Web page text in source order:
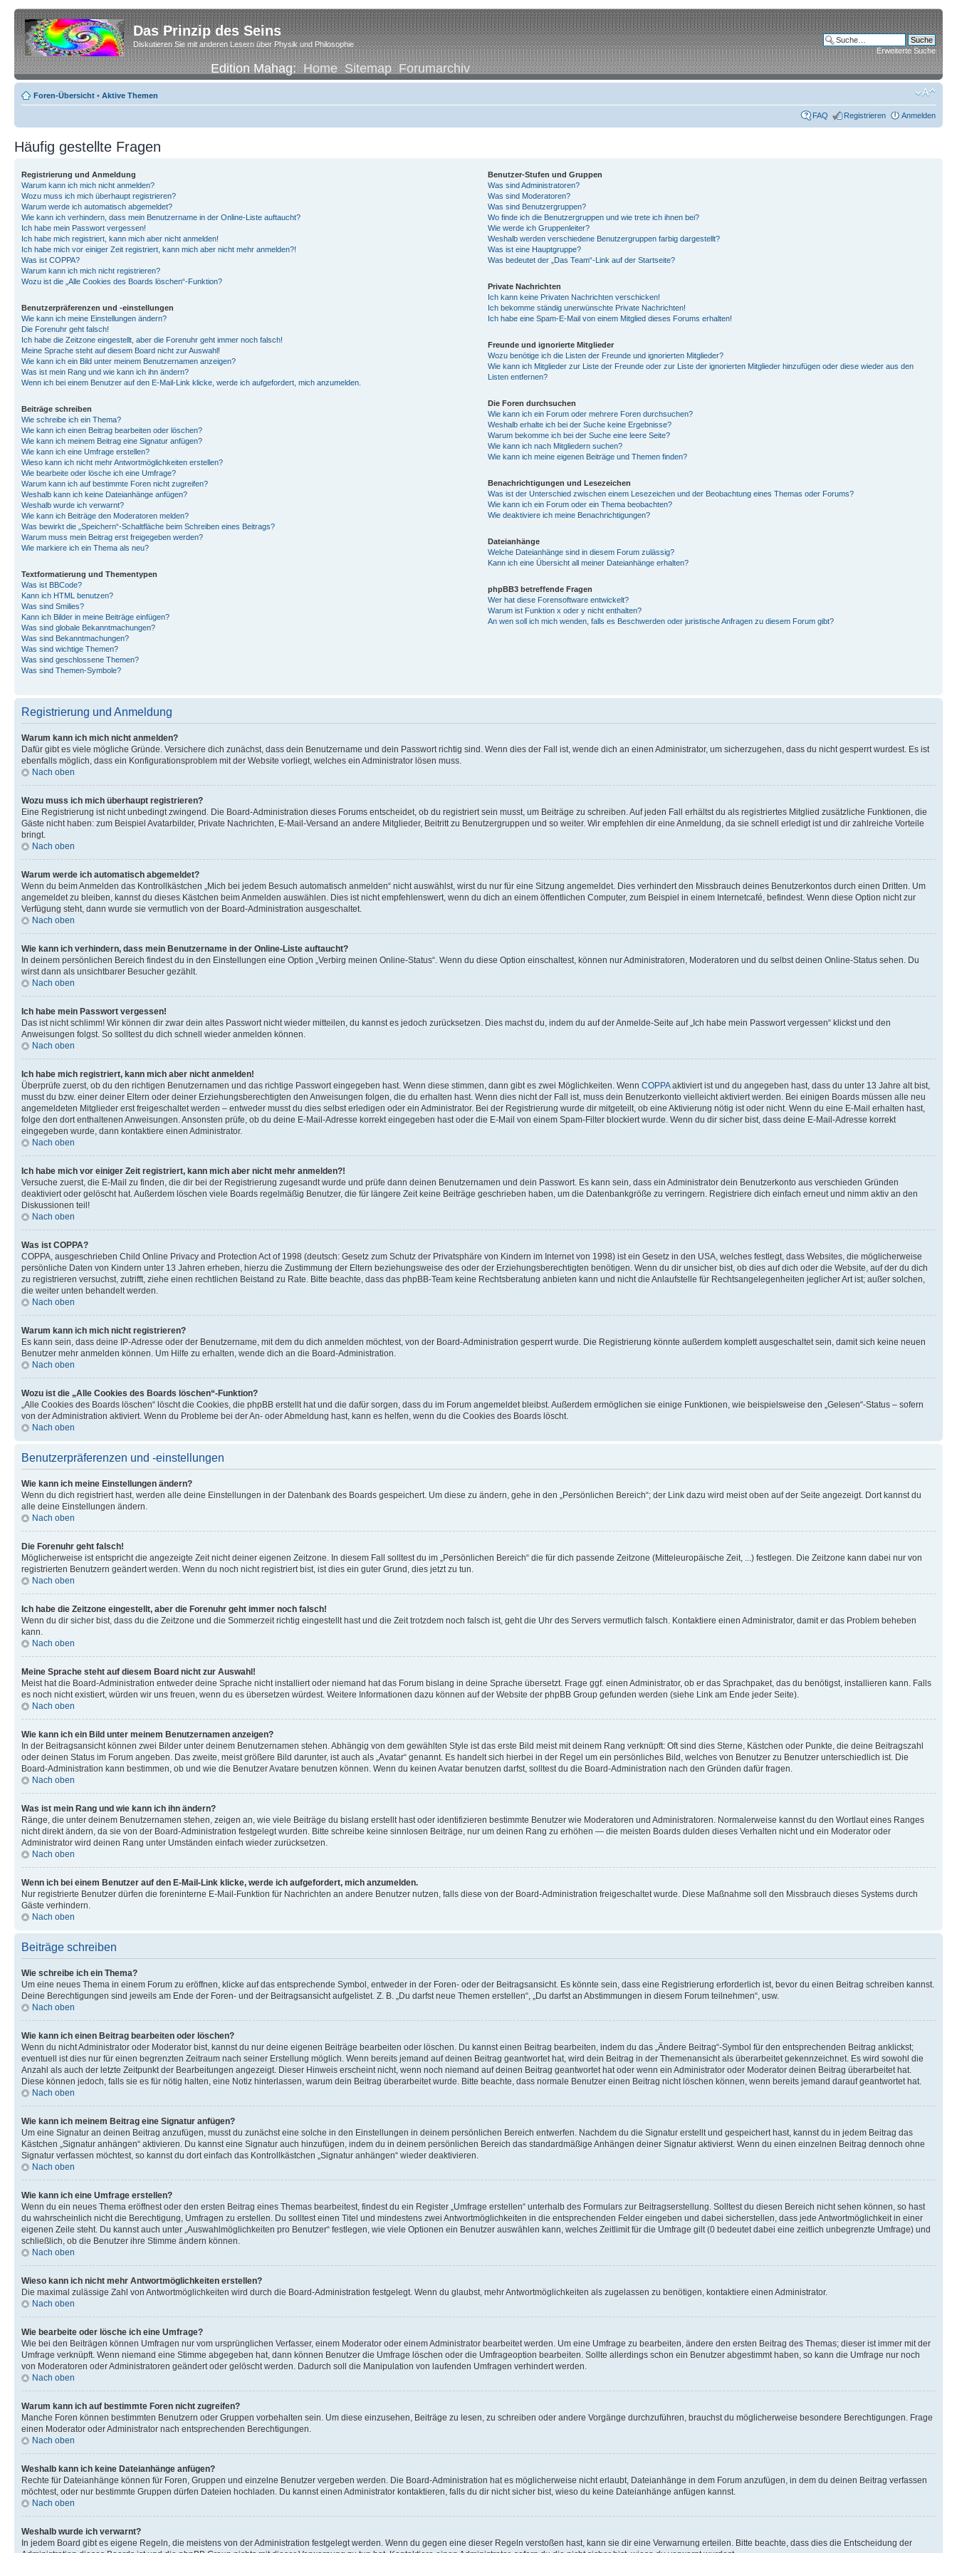
Das Prinzip des Seins
Diskutieren Sie mit anderen Lesern über Physik und Philosophie
Edition Mahag:Home Sitemap Forumarchiv
Erweiterte Suche
Foren-Übersicht • Aktive Themen
FAQ Registrieren Anmelden
Häufig gestellte Fragen
Registrierung und Anmeldung
Warum kann ich mich nicht anmelden?
Wozu muss ich mich überhaupt registrieren?
Warum werde ich automatisch abgemeldet?
Wie kann ich verhindern, dass mein Benutzername in der Online-Liste auftaucht?
Ich habe mein Passwort vergessen!
Ich habe mich registriert, kann mich aber nicht anmelden!
Ich habe mich vor einiger Zeit registriert, kann mich aber nicht mehr anmelden?!
Was ist COPPA?
Warum kann ich mich nicht registrieren?
Wozu ist die „Alle Cookies des Boards löschen“-Funktion?
Benutzerpräferenzen und -einstellungen
Wie kann ich meine Einstellungen ändern?
Die Forenuhr geht falsch!
Ich habe die Zeitzone eingestellt, aber die Forenuhr geht immer noch falsch!
Meine Sprache steht auf diesem Board nicht zur Auswahl!
Wie kann ich ein Bild unter meinem Benutzernamen anzeigen?
Was ist mein Rang und wie kann ich ihn ändern?
Wenn ich bei einem Benutzer auf den E-Mail-Link klicke, werde ich aufgefordert, mich anzumelden.
Beiträge schreiben
Wie schreibe ich ein Thema?
Wie kann ich einen Beitrag bearbeiten oder löschen?
Wie kann ich meinem Beitrag eine Signatur anfügen?
Wie kann ich eine Umfrage erstellen?
Wieso kann ich nicht mehr Antwortmöglichkeiten erstellen?
Wie bearbeite oder lösche ich eine Umfrage?
Warum kann ich auf bestimmte Foren nicht zugreifen?
Weshalb kann ich keine Dateianhänge anfügen?
Weshalb wurde ich verwarnt?
Wie kann ich Beiträge den Moderatoren melden?
Was bewirkt die „Speichern“-Schaltfläche beim Schreiben eines Beitrags?
Warum muss mein Beitrag erst freigegeben werden?
Wie markiere ich ein Thema als neu?
Textformatierung und Thementypen
Was ist BBCode?
Kann ich HTML benutzen?
Was sind Smilies?
Kann ich Bilder in meine Beiträge einfügen?
Was sind globale Bekanntmachungen?
Was sind Bekanntmachungen?
Was sind wichtige Themen?
Was sind geschlossene Themen?
Was sind Themen-Symbole?
Benutzer-Stufen und Gruppen
Was sind Administratoren?
Was sind Moderatoren?
Was sind Benutzergruppen?
Wo finde ich die Benutzergruppen und wie trete ich ihnen bei?
Wie werde ich Gruppenleiter?
Weshalb werden verschiedene Benutzergruppen farbig dargestellt?
Was ist eine Hauptgruppe?
Was bedeutet der „Das Team“-Link auf der Startseite?
Private Nachrichten
Ich kann keine Privaten Nachrichten verschicken!
Ich bekomme ständig unerwünschte Private Nachrichten!
Ich habe eine Spam-E-Mail von einem Mitglied dieses Forums erhalten!
Freunde und ignorierte Mitglieder
Wozu benötige ich die Listen der Freunde und ignorierten Mitglieder?
Wie kann ich Mitglieder zur Liste der Freunde oder zur Liste der ignorierten Mitglieder hinzufügen oder diese wieder aus den
Listen entfernen?
Die Foren durchsuchen
Wie kann ich ein Forum oder mehrere Foren durchsuchen?
Weshalb erhalte ich bei der Suche keine Ergebnisse?
Warum bekomme ich bei der Suche eine leere Seite?
Wie kann ich nach Mitgliedern suchen?
Wie kann ich meine eigenen Beiträge und Themen finden?
Benachrichtigungen und Lesezeichen
Was ist der Unterschied zwischen einem Lesezeichen und der Beobachtung eines Themas oder Forums?
Wie kann ich ein Forum oder ein Thema beobachten?
Wie deaktiviere ich meine Benachrichtigungen?
Dateianhänge
Welche Dateianhänge sind in diesem Forum zulässig?
Kann ich eine Übersicht all meiner Dateianhänge erhalten?
phpBB3 betreffende Fragen
Wer hat diese Forensoftware entwickelt?
Warum ist Funktion x oder y nicht enthalten?
An wen soll ich mich wenden, falls es Beschwerden oder juristische Anfragen zu diesem Forum gibt?
Registrierung und Anmeldung
Warum kann ich mich nicht anmelden?
Dafür gibt es viele mögliche Gründe. Versichere dich zunächst, dass dein Benutzername und dein Passwort richtig sind. Wenn dies der Fall ist, wende dich an einen Administrator, um sicherzugehen, dass du nicht gesperrt wurdest. Es ist
ebenfalls möglich, dass ein Konfigurationsproblem mit der Website vorliegt, welches ein Administrator lösen muss.
Nach oben
Wozu muss ich mich überhaupt registrieren?
Eine Registrierung ist nicht unbedingt zwingend. Die Board-Administration dieses Forums entscheidet, ob du registriert sein musst, um Beiträge zu schreiben. Auf jeden Fall erhältst du als registriertes Mitglied zusätzliche Funktionen, die
Gäste nicht haben: zum Beispiel Avatarbilder, Private Nachrichten, E-Mail-Versand an andere Mitglieder, Beitritt zu Benutzergruppen und so weiter. Wir empfehlen dir eine Anmeldung, da sie schnell erledigt ist und dir zahlreiche Vorteile
bringt.
Nach oben
Warum werde ich automatisch abgemeldet?
Wenn du beim Anmelden das Kontrollkästchen „Mich bei jedem Besuch automatisch anmelden“ nicht auswählst, wirst du nur für eine Sitzung angemeldet. Dies verhindert den Missbrauch deines Benutzerkontos durch einen Dritten. Um
angemeldet zu bleiben, kannst du dieses Kästchen beim Anmelden auswählen. Dies ist nicht empfehlenswert, wenn du dich an einem öffentlichen Computer, zum Beispiel in einem Internetcafé, befindest. Wenn diese Option nicht zur
Verfügung steht, dann wurde sie vermutlich von der Board-Administration ausgeschaltet.
Nach oben
Wie kann ich verhindern, dass mein Benutzername in der Online-Liste auftaucht?
In deinem persönlichen Bereich findest du in den Einstellungen eine Option „Verbirg meinen Online-Status“. Wenn du diese Option einschaltest, können nur Administratoren, Moderatoren und du selbst deinen Online-Status sehen. Du
wirst dann als unsichtbarer Besucher gezählt.
Nach oben
Ich habe mein Passwort vergessen!
Das ist nicht schlimm! Wir können dir zwar dein altes Passwort nicht wieder mitteilen, du kannst es jedoch zurücksetzen. Dies machst du, indem du auf der Anmelde-Seite auf „Ich habe mein Passwort vergessen“ klickst und den
Anweisungen folgst. So solltest du dich schnell wieder anmelden können.
Nach oben
Ich habe mich registriert, kann mich aber nicht anmelden!
Überprüfe zuerst, ob du den richtigen Benutzernamen und das richtige Passwort eingegeben hast. Wenn diese stimmen, dann gibt es zwei Möglichkeiten. Wenn COPPAaktiviert ist und du angegeben hast, dass du unter 13 Jahre alt bist,
musst du bzw. einer deiner Eltern oder deiner Erziehungsberechtigten den Anweisungen folgen, die du erhalten hast. Wenn dies nicht der Fall ist, muss dein Benutzerkonto vielleicht aktiviert werden. Bei einigen Boards müssen alle neu
angemeldeten Mitglieder erst freigeschaltet werden – entweder musst du dies selbst erledigen oder ein Administrator. Bei der Registrierung wurde dir mitgeteilt, ob eine Aktivierung nötig ist oder nicht. Wenn du eine E-Mail erhalten hast,
folge den dort enthaltenen Anweisungen. Ansonsten prüfe, ob du deine E-Mail-Adresse korrekt eingegeben hast oder die E-Mail von einem Spam-Filter blockiert wurde. Wenn du dir sicher bist, dass deine E-Mail-Adresse korrekt
eingegeben wurde, dann kontaktiere einen Administrator.
Nach oben
Ich habe mich vor einiger Zeit registriert, kann mich aber nicht mehr anmelden?!
Versuche zuerst, die E-Mail zu finden, die dir bei der Registrierung zugesandt wurde und prüfe dann deinen Benutzernamen und dein Passwort. Es kann sein, dass ein Administrator dein Benutzerkonto aus verschieden Gründen
deaktiviert oder gelöscht hat. Außerdem löschen viele Boards regelmäßig Benutzer, die für längere Zeit keine Beiträge geschrieben haben, um die Datenbankgröße zu verringern. Registriere dich einfach erneut und nimm aktiv an den
Diskussionen teil!
Nach oben
Was ist COPPA?
COPPA, ausgeschrieben Child Online Privacy and Protection Act of 1998 (deutsch: Gesetz zum Schutz der Privatsphäre von Kindern im Internet von 1998) ist ein Gesetz in den USA, welches festlegt, dass Websites, die möglicherweise
persönliche Daten von Kindern unter 13 Jahren erheben, hierzu die Zustimmung der Eltern beziehungsweise des oder der Erziehungsberechtigten benötigen. Wenn du dir unsicher bist, ob dies auf dich oder die Website, auf der du dich
zu registrieren versuchst, zutrifft, ziehe einen rechtlichen Beistand zu Rate. Bitte beachte, dass das phpBB-Team keine Rechtsberatung anbieten kann und nicht die Anlaufstelle für Rechtsangelegenheiten jeglicher Art ist; außer solchen,
die weiter unten behandelt werden.
Nach oben
Warum kann ich mich nicht registrieren?
Es kann sein, dass deine IP-Adresse oder der Benutzername, mit dem du dich anmelden möchtest, von der Board-Administration gesperrt wurde. Die Registrierung könnte außerdem komplett ausgeschaltet sein, damit sich keine neuen
Benutzer mehr anmelden können. Um Hilfe zu erhalten, wende dich an die Board-Administration.
Nach oben
Wozu ist die „Alle Cookies des Boards löschen“-Funktion?
„Alle Cookies des Boards löschen“ löscht die Cookies, die phpBB erstellt hat und die dafür sorgen, dass du im Forum angemeldet bleibst. Außerdem ermöglichen sie einige Funktionen, wie beispielsweise den „Gelesen“-Status – sofern
von der Administration aktiviert. Wenn du Probleme bei der An- oder Abmeldung hast, kann es helfen, wenn du die Cookies des Boards löscht.
Nach oben
Benutzerpräferenzen und -einstellungen
Wie kann ich meine Einstellungen ändern?
Wenn du dich registriert hast, werden alle deine Einstellungen in der Datenbank des Boards gespeichert. Um diese zu ändern, gehe in den „Persönlichen Bereich“; der Link dazu wird meist oben auf der Seite angezeigt. Dort kannst du
alle deine Einstellungen ändern.
Nach oben
Die Forenuhr geht falsch!
Möglicherweise ist entspricht die angezeigte Zeit nicht deiner eigenen Zeitzone. In diesem Fall solltest du im „Persönlichen Bereich“ die für dich passende Zeitzone (Mitteleuropäische Zeit, ...) festlegen. Die Zeitzone kann dabei nur von
registrierten Benutzern geändert werden. Wenn du noch nicht registriert bist, ist dies ein guter Grund, dies jetzt zu tun.
Nach oben
Ich habe die Zeitzone eingestellt, aber die Forenuhr geht immer noch falsch!
Wenn du dir sicher bist, dass du die Zeitzone und die Sommerzeit richtig eingestellt hast und die Zeit trotzdem noch falsch ist, geht die Uhr des Servers vermutlich falsch. Kontaktiere einen Administrator, damit er das Problem beheben
kann.
Nach oben
Meine Sprache steht auf diesem Board nicht zur Auswahl!
Meist hat die Board-Administration entweder deine Sprache nicht installiert oder niemand hat das Forum bislang in deine Sprache übersetzt. Frage ggf. einen Administrator, ob er das Sprachpaket, das du benötigst, installieren kann. Falls
es noch nicht existiert, würden wir uns freuen, wenn du es übersetzen würdest. Weitere Informationen dazu können auf der Website der phpBB Group gefunden werden (siehe Link am Ende jeder Seite).
Nach oben
Wie kann ich ein Bild unter meinem Benutzernamen anzeigen?
In der Beitragsansicht können zwei Bilder unter deinem Benutzernamen stehen. Abhängig von dem gewählten Style ist das erste Bild meist mit deinem Rang verknüpft: Oft sind dies Sterne, Kästchen oder Punkte, die deine Beitragszahl
oder deinen Status im Forum angeben. Das zweite, meist größere Bild darunter, ist auch als „Avatar“ genannt. Es handelt sich hierbei in der Regel um ein persönliches Bild, welches von Benutzer zu Benutzer unterschiedlich ist. Die
Board-Administration kann bestimmen, ob und wie die Benutzer Avatare benutzen können. Wenn du keinen Avatar benutzen darfst, solltest du die Board-Administration nach den Gründen dafür fragen.
Nach oben
Was ist mein Rang und wie kann ich ihn ändern?
Ränge, die unter deinem Benutzernamen stehen, zeigen an, wie viele Beiträge du bislang erstellt hast oder identifizieren bestimmte Benutzer wie Moderatoren und Administratoren. Normalerweise kannst du den Wortlaut eines Ranges
nicht direkt ändern, da sie von der Board-Administration festgelegt wurden. Bitte schreibe keine sinnlosen Beiträge, nur um deinen Rang zu erhöhen — die meisten Boards dulden dieses Verhalten nicht und ein Moderator oder
Administrator wird deinen Rang unter Umständen einfach wieder zurücksetzen.
Nach oben
Wenn ich bei einem Benutzer auf den E-Mail-Link klicke, werde ich aufgefordert, mich anzumelden.
Nur registrierte Benutzer dürfen die foreninterne E-Mail-Funktion für Nachrichten an andere Benutzer nutzen, falls diese von der Board-Administration freigeschaltet wurde. Diese Maßnahme soll den Missbrauch dieses Systems durch
Gäste verhindern.
Nach oben
Beiträge schreiben
Wie schreibe ich ein Thema?
Um eine neues Thema in einem Forum zu eröffnen, klicke auf das entsprechende Symbol, entweder in der Foren- oder der Beitragsansicht. Es könnte sein, dass eine Registrierung erforderlich ist, bevor du einen Beitrag schreiben kannst.
Deine Berechtigungen sind jeweils am Ende der Foren- und der Beitragsansicht aufgelistet. Z. B. „Du darfst neue Themen erstellen“, „Du darfst an Abstimmungen in diesem Forum teilnehmen“, usw.
Nach oben
Wie kann ich einen Beitrag bearbeiten oder löschen?
Wenn du nicht Administrator oder Moderator bist, kannst du nur deine eigenen Beiträge bearbeiten oder löschen. Du kannst einen Beitrag bearbeiten, indem du das „Ändere Beitrag“-Symbol für den entsprechenden Beitrag anklickst;
eventuell ist dies nur für einen begrenzten Zeitraum nach seiner Erstellung möglich. Wenn bereits jemand auf deinen Beitrag geantwortet hat, wird dein Beitrag in der Themenansicht als überarbeitet gekennzeichnet. Es wird sowohl die
Anzahl als auch der letzte Zeitpunkt der Bearbeitungen angezeigt. Dieser Hinweis erscheint nicht, wenn noch niemand auf deinen Beitrag geantwortet hat oder wenn ein Administrator oder Moderator deinen Beitrag überarbeitet hat.
Diese können jedoch, falls sie es für nötig halten, eine Notiz hinterlassen, warum dein Beitrag überarbeitet wurde. Bitte beachte, dass normale Benutzer einen Beitrag nicht löschen können, wenn bereits jemand darauf geantwortet hat.
Nach oben
Wie kann ich meinem Beitrag eine Signatur anfügen?
Um eine Signatur an deinen Beitrag anzufügen, musst du zunächst eine solche in den Einstellungen in deinem persönlichen Bereich entwerfen. Nachdem du die Signatur erstellt und gespeichert hast, kannst du in jedem Beitrag das
Kästchen „Signatur anhängen“ aktivieren. Du kannst eine Signatur auch hinzufügen, indem du in deinem persönlichen Bereich das standardmäßige Anhängen deiner Signatur aktivierst. Wenn du einen einzelnen Beitrag dennoch ohne
Signatur verfassen möchtest, so kannst du dort einfach das Kontrollkästchen „Signatur anhängen“ wieder deaktivieren.
Nach oben
Wie kann ich eine Umfrage erstellen?
Wenn du ein neues Thema eröffnest oder den ersten Beitrag eines Themas bearbeitest, findest du ein Register „Umfrage erstellen“ unterhalb des Formulars zur Beitragserstellung. Solltest du diesen Bereich nicht sehen können, so hast
du wahrscheinlich nicht die Berechtigung, Umfragen zu erstellen. Du solltest einen Titel und mindestens zwei Antwortmöglichkeiten in die entsprechenden Felder eingeben und dabei sicherstellen, dass jede Antwortmöglichkeit in einer
eigenen Zeile steht. Du kannst auch unter „Auswahlmöglichkeiten pro Benutzer“ festlegen, wie viele Optionen ein Benutzer auswählen kann, welches Zeitlimit für die Umfrage gilt (0 bedeutet dabei eine zeitlich unbegrenzte Umfrage) und
schließlich, ob die Benutzer ihre Stimme ändern können.
Nach oben
Wieso kann ich nicht mehr Antwortmöglichkeiten erstellen?
Die maximal zulässige Zahl von Antwortmöglichkeiten wird durch die Board-Administration festgelegt. Wenn du glaubst, mehr Antwortmöglichkeiten als zugelassen zu benötigen, kontaktiere einen Administrator.
Nach oben
Wie bearbeite oder lösche ich eine Umfrage?
Wie bei den Beiträgen können Umfragen nur vom ursprünglichen Verfasser, einem Moderator oder einem Administrator bearbeitet werden. Um eine Umfrage zu bearbeiten, ändere den ersten Beitrag des Themas; dieser ist immer mit der
Umfrage verknüpft. Wenn niemand eine Stimme abgegeben hat, dann können Benutzer die Umfrage löschen oder die Umfrageoption bearbeiten. Sollte allerdings schon ein Benutzer abgestimmt haben, so kann die Umfrage nur noch
von Moderatoren oder Administratoren geändert oder gelöscht werden. Dadurch soll die Manipulation von laufenden Umfragen verhindert werden.
Nach oben
Warum kann ich auf bestimmte Foren nicht zugreifen?
Manche Foren können bestimmten Benutzern oder Gruppen vorbehalten sein. Um diese einzusehen, Beiträge zu lesen, zu schreiben oder andere Vorgänge durchzuführen, brauchst du möglicherweise besondere Berechtigungen. Frage
einen Moderator oder Administrator nach entsprechenden Berechtigungen.
Nach oben
Weshalb kann ich keine Dateianhänge anfügen?
Rechte für Dateianhänge können für Foren, Gruppen und einzelne Benutzer vergeben werden. Die Board-Administration hat es möglicherweise nicht erlaubt, Dateianhänge in dem Forum anzufügen, in dem du deinen Beitrag verfassen
möchtest, oder nur bestimmte Gruppen dürfen Dateien hochladen. Du kannst einen Administrator kontaktieren, falls du dir nicht sicher bist, wieso du keine Dateianhänge anfügen kannst.
Nach oben
Weshalb wurde ich verwarnt?
In jedem Board gibt es eigene Regeln, die meistens von der Administration festgelegt werden. Wenn du gegen eine dieser Regeln verstoßen hast, kann sie dir eine Verwarnung erteilen. Bitte beachte, dass dies die Entscheidung der